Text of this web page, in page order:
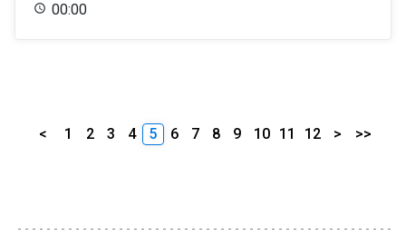
00:00
< 1 2 3 4 5 6 7 8 9 10 11 12 > >>